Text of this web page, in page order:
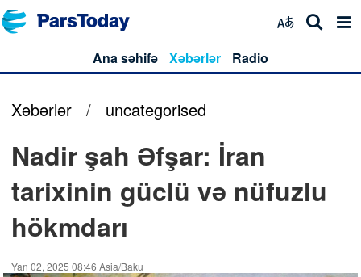
Ana səhifə Xəbərlər Radio
Xəbərlər / uncategorised
Nadir şah Əfşar: İran
tarixinin güclü və nüfuzlu
hökmdarı
Yan 02, 2025 08:46 Asia/Baku